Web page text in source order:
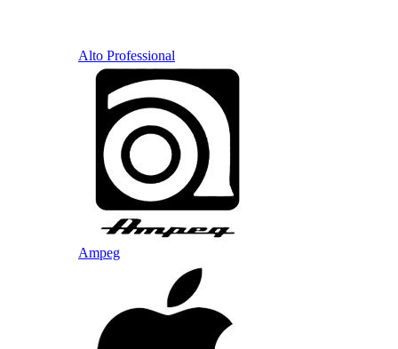
Alto Professional
Ampeg